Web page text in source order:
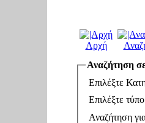
Αρχή
Αναζήτηση
Επιλέξτε
Επιλέξτε τύπο
Αναζήτηση